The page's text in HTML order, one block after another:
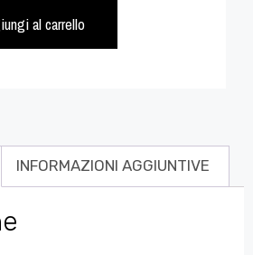
al carrello
INFORMAZIONI AGGIUNTIVE